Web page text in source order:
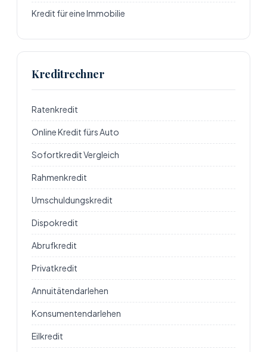
Kredit für eine Immobilie
Kreditrechner
Ratenkredit
Online Kredit fürs Auto
Sofortkredit Vergleich
Rahmenkredit
Umschuldungskredit
Dispokredit
Abrufkredit
Privatkredit
Annuitätendarlehen
Konsumentendarlehen
Eilkredit